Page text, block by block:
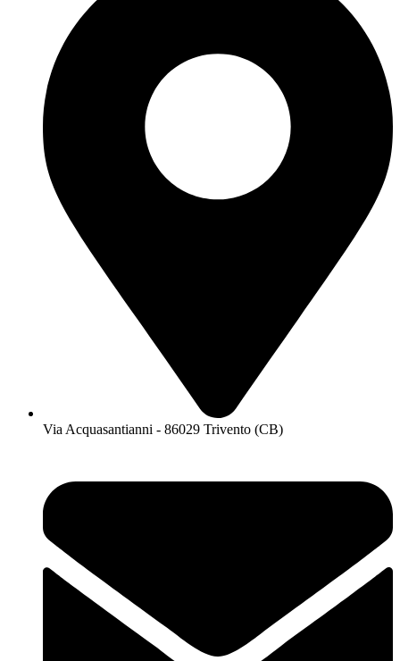
Via Acquasantianni - 86029 Trivento (CB)